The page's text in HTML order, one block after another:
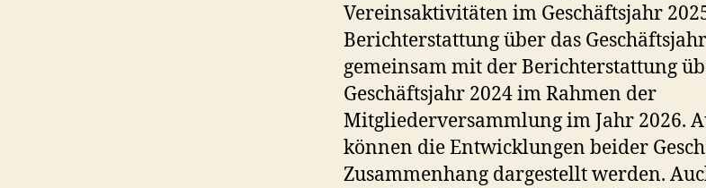
Vereinsaktivitäten im Geschäftsjahr
Berichterstattung über das
gemeinsam mit der Berichterstattung
Geschäftsjahr 2024 im Rahmen der
Mitgliederversammlung im Jahr 2026.
können die Entwicklungen beider
Zusammenhang dargestellt werden.